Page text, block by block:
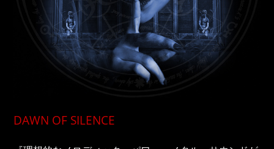
DAWN OF SILENCE